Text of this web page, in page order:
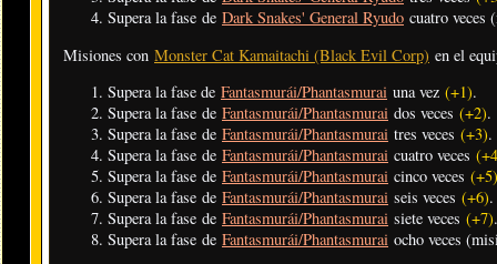
Supera la fase de Dark Snakes' General Ryudo cuatro veces
Misiones con Monster Cat Kamaitachi (Black Evil Corp) en el
Supera la fase de Fantasmurái/Phantasmurai una vez (+1).
Supera la fase de Fantasmurái/Phantasmurai dos veces (+2).
Supera la fase de Fantasmurái/Phantasmurai tres veces (+3).
Supera la fase de Fantasmurái/Phantasmurai cuatro veces
Supera la fase de Fantasmurái/Phantasmurai cinco veces (+5)
Supera la fase de Fantasmurái/Phantasmurai seis veces (+6).
Supera la fase de Fantasmurái/Phantasmurai siete veces (+7).
Supera la fase de Fantasmurái/Phantasmurai ocho veces